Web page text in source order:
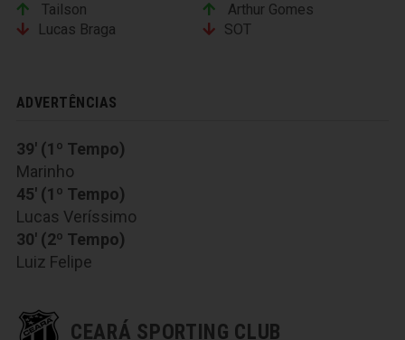
Tailson
Lucas Braga
Arthur Gomes
SOT
ADVERTÊNCIAS
39' (1º Tempo)
Marinho
45' (1º Tempo)
Lucas Veríssimo
30' (2º Tempo)
Luiz Felipe
CEARÁ SPORTING CLUB